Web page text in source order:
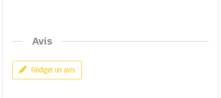
Avis
Rédiger un avis